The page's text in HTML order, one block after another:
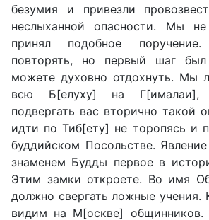
безумия и привезли
неслыханной опасности. Мы
принял подобное
повторять, но первый шаг был
можете духовно отдохнуть. Мы
всю Б[елуху] на Г[ималаи],
подвергать вас вторично такой
идти по Тиб[ету] не торопясь и
буддийском Посольстве.
знаменем Будды первое в
Этим замки откроете. Во имя
должно свергать ложные учения.
видим на М[оскве] общинников.